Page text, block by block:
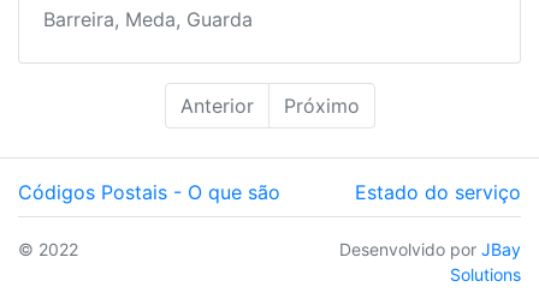
Barreira, Meda, Guarda
Anterior Próximo
Códigos Postais - O que são Estado do serviço
© 2022 Desenvolvido por JBay
Solutions